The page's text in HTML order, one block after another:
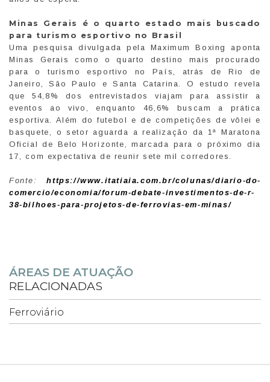
Minas Gerais é o quarto estado mais buscado
para turismo esportivo no Brasil
Uma pesquisa divulgada pela Maximum Boxing aponta
Minas Gerais como o quarto destino mais procurado
para o turismo esportivo no País, atrás de Rio de
Janeiro, São Paulo e Santa Catarina. O estudo revela
que 54,8% dos entrevistados viajam para assistir a
eventos ao vivo, enquanto 46,6% buscam a prática
esportiva. Além do futebol e de competições de vôlei e
basquete, o setor aguarda a realização da 1ª Maratona
Oficial de Belo Horizonte, marcada para o próximo dia
17, com expectativa de reunir sete mil corredores.
Fonte:https://www.itatiaia.com.br/colunas/diario-do-
comercio/economia/forum-debate-investimentos-de-r-
38-bilhoes-para-projetos-de-ferrovias-em-minas/
ÁREAS DE ATUAÇÃO
RELACIONADAS
Ferroviário